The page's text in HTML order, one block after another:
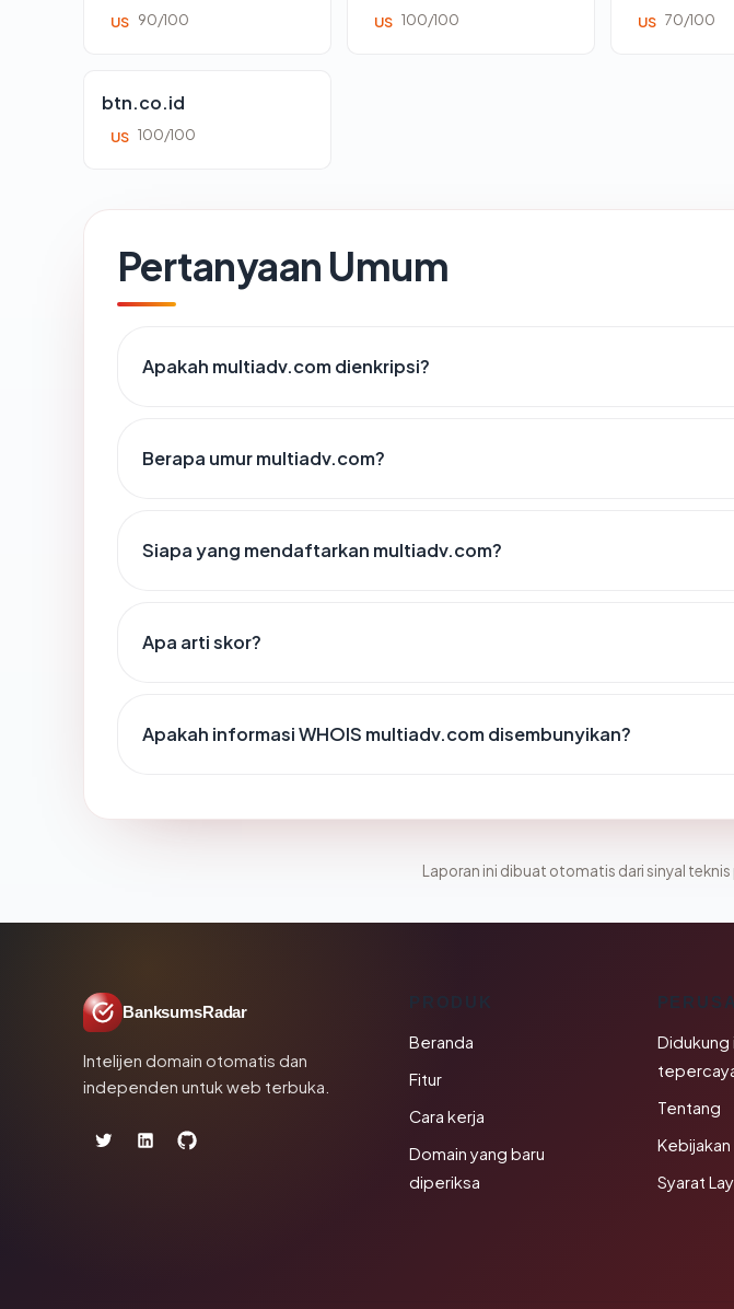
US 90/100 US 100/100 US 70/100
btn.co.id
US 100/100
Pertanyaan Umum
Apakah multiadv.com dienkripsi?
Berapa umur multiadv.com?
Siapa yang mendaftarkan multiadv.com?
Apa arti skor?
Apakah informasi WHOIS multiadv.com disembunyikan?
Laporan ini dibuat otomatis dari sinyal
BanksumsRadar
Intelijen domain otomatis dan
independen untuk web terbuka.
Beranda
Fitur
Cara kerja
Domain yang baru
diperiksa
Tentang
Kebijakan
Syarat